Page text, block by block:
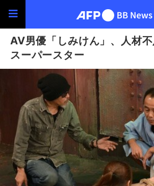
AV男優「しみけん」、人材
スーパースター